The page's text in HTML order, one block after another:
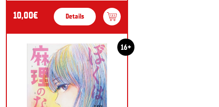
10,00€ Details
16+